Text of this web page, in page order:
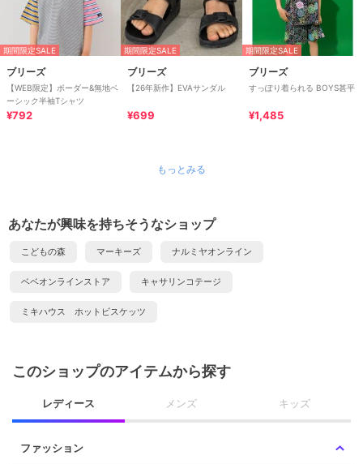
期間限定SALE
ブリーズ
【WEB限定】ボーダー&無地ベ
ーシック半袖Tシャツ
¥792
期間限定SALE
ブリーズ
【26年新作】EVAサンダル
¥699
期間限定SALE
ブリーズ
すっぽり着られる BOYS甚平
¥1,485
もっとみる
あなたが興味を持ちそうなショップ
こどもの森 マーキーズ ナルミヤオンライン
ベベオンラインストア キャサリンコテージ
ミキハウス ホットビスケッツ
このショップのアイテムから探す
レディース メンズ キッズ
ファッション